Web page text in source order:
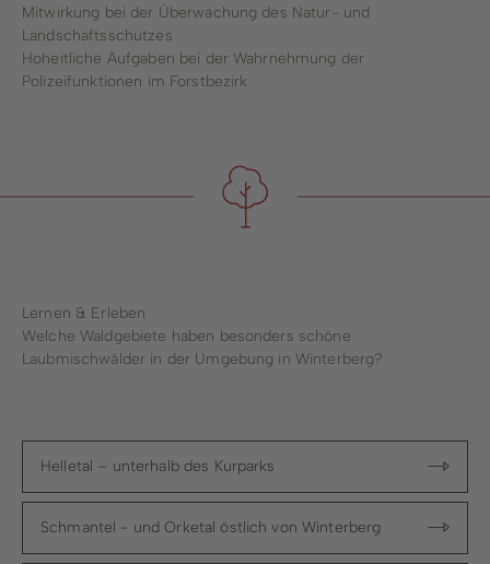
Mitwirkung bei der Überwachung des Natur- und
Landschaftsschutzes
Hoheitliche Aufgaben bei der Wahrnehmung der
Polizeifunktionen im Forstbezirk
Lernen & Erleben
Welche Waldgebiete haben besonders schöne
Laubmischwälder in der Umgebung in Winterberg?
Helletal – unterhalb des Kurparks
Schmantel - und Orketal östlich von Winterberg